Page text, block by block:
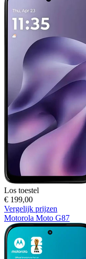
Los toestel
€ 199,00
Vergelijk prijzen
Motorola Moto G87